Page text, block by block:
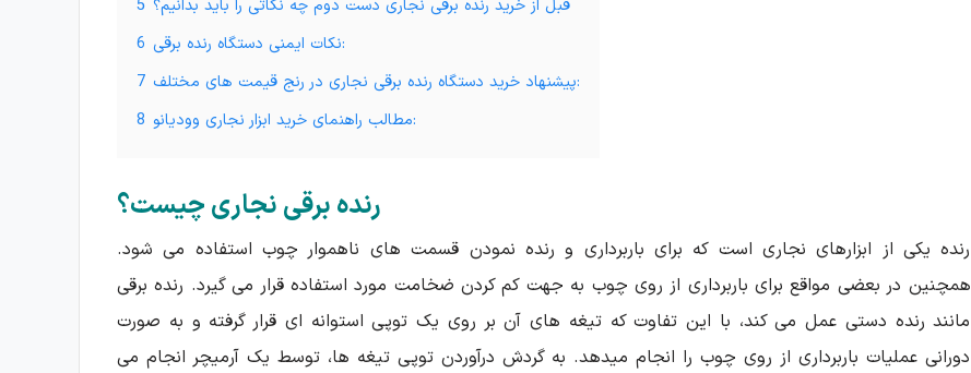
5 قبل از خرید رنده برقی نجاری دست دوم چه نکاتی را باید بدانیم؟
6
نکات ایمنی دستگاه رنده برقی:
7
پیشنهاد خرید دستگاه رنده برقی نجاری در رنج قیمت های مختلف:
8
مطالب راهنمای خرید ابزار نجاری وودیانو:
رنده یکی از ابزارهای نجاری است که برای باربرداری و رنده نمودن قسمت های ناهموار چوب استفاده می شود.
همچنین در بعضی مواقع برای باربرداری از روی چوب به جهت کم کردن ضخامت مورد استفاده قرار می گیرد. رنده برقی
مانند رنده دستی عمل می کند، با این تفاوت که تیغه های آن بر روی یک توپی استوانه ای قرار گرفته و به صورت
دورانی عملیات باربرداری از روی چوب را انجام میدهد. به گردش درآوردن توپی تیغه ها، توسط یک آرمیچر انجام می